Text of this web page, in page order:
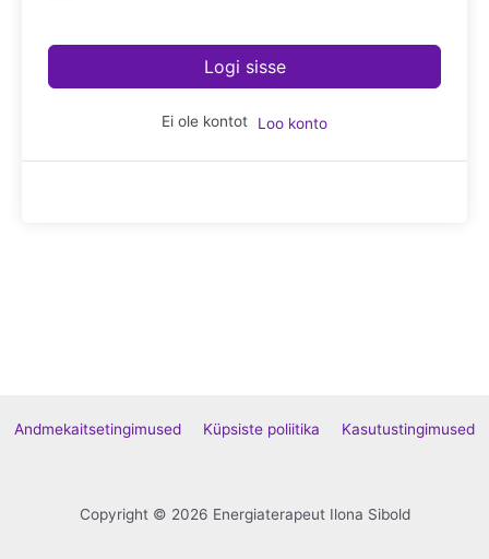
Logi sisse
Ei ole kontot Loo konto
Andmekaitsetingimused Küpsiste poliitika Kasutustingimused
Copyright © 2026 Energiaterapeut Ilona Sibold